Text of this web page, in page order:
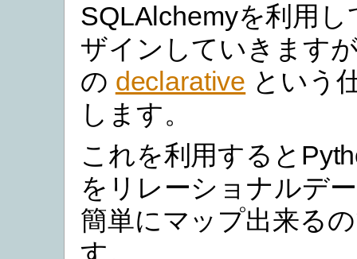
SQLAlchemyを利用
ザインしていきます
の declarative という
します。
これを利用すると
をリレーショナルデ
簡単にマップ出来る
す。